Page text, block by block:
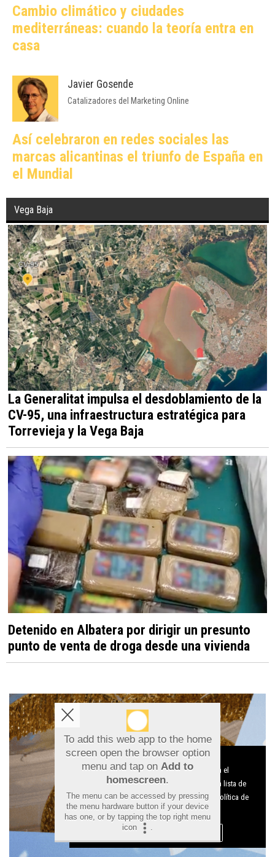
Cambio climático y ciudades
mediterráneas: cuando la teoría entra en
casa
Javier Gosende
Catalizadores del Marketing Online
Así celebraron en redes sociales las
marcas alicantinas el triunfo de España en
el Mundial
Vega Baja
La Generalitat impulsa el desdoblamiento de la
CV-95, una infraestructura estratégica para
Torrevieja y la Vega Baja
Detenido en Albatera por dirigir un presunto
punto de venta de droga desde una vivienda
To add this web app to the home
screen open the browser option
menu and tap on Add to
homescreen.
The menu can be accessed by pressing
the menu hardware button if your device
has one, or by tapping the top right menu
icon
.
Aviso sobre el Uso de cookies:
Utilizamos cookies nuestras y de terceros para el
funcionamiento del digital. Puedes consultar la lista de
cookies y como desconectarlas. Ver nuestra Política de
Privacidad y Cookies
Aceptar Cookies